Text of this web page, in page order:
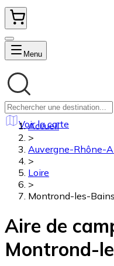
Menu
Voir la carte
Accueil
>
Auvergne-Rhône-
>
Loire
>
Montrond-les-
Aire de
Montrond-